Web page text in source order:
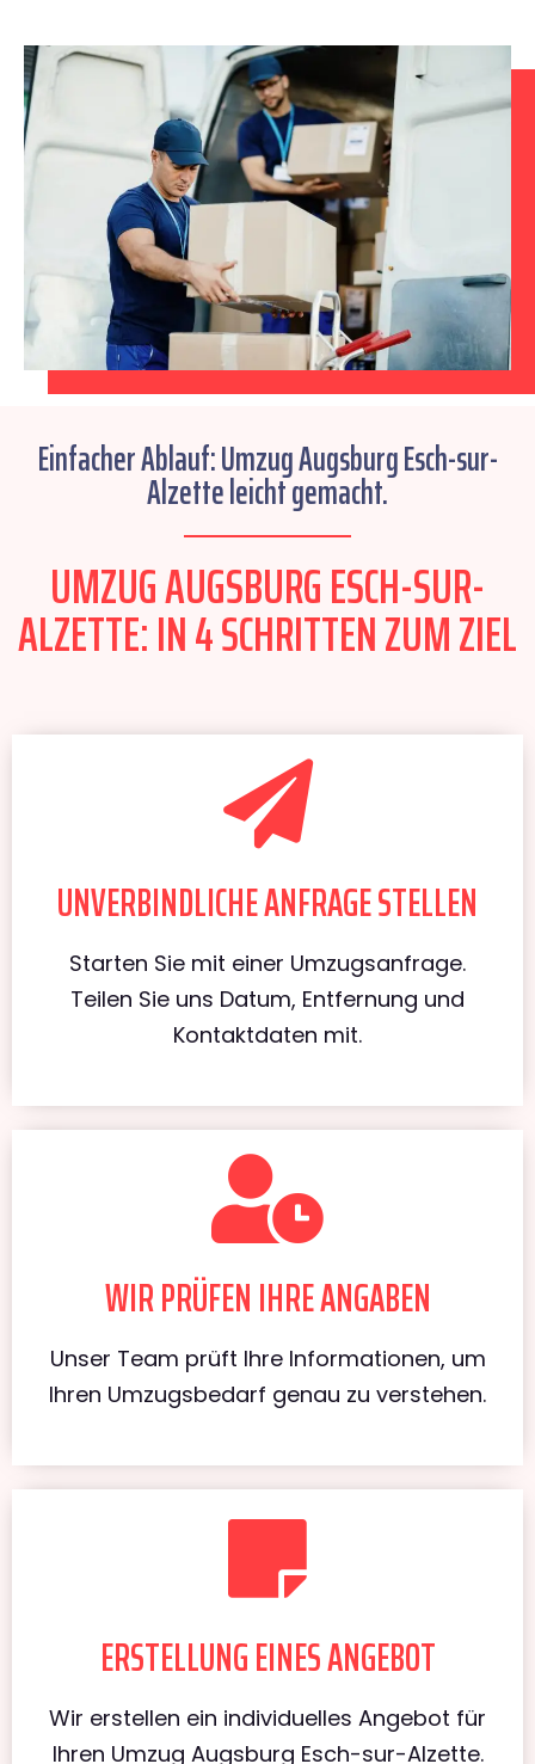
Einfacher Ablauf: Umzug Augsburg Esch-sur-
Alzette leicht gemacht.
UMZUG AUGSBURG ESCH-SUR-
ALZETTE: IN 4 SCHRITTEN ZUM ZIEL
UNVERBINDLICHE ANFRAGE STELLEN
Starten Sie mit einer Umzugsanfrage.
Teilen Sie uns Datum, Entfernung und
Kontaktdaten mit.
WIR PRÜFEN IHRE ANGABEN
Unser Team prüft Ihre Informationen, um
Ihren Umzugsbedarf genau zu verstehen.
ERSTELLUNG EINES ANGEBOT
Wir erstellen ein individuelles Angebot für
Ihren Umzug Augsburg Esch-sur-Alzette.